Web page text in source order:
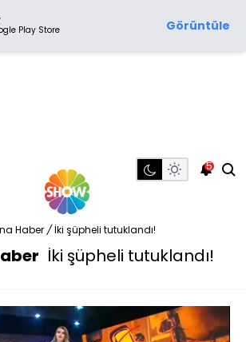
Play Store Görüntüle
5
Haber / İki şüpheli tutuklandı!
İki şüpheli tutuklandı!